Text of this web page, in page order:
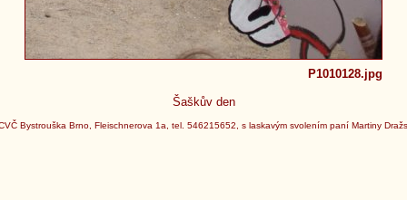
P1010128.jpg
Šaškův den
Bystrouška Brno, Fleischnerova 1a, tel. 546215652, s laskavým svolením paní Martiny